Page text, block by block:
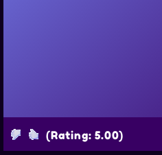
(Rating: 5.00)